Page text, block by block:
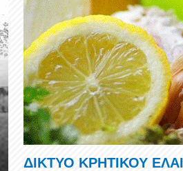
ΔΙΚΤΥΟ ΚΡΗΤΙΚΟΥ